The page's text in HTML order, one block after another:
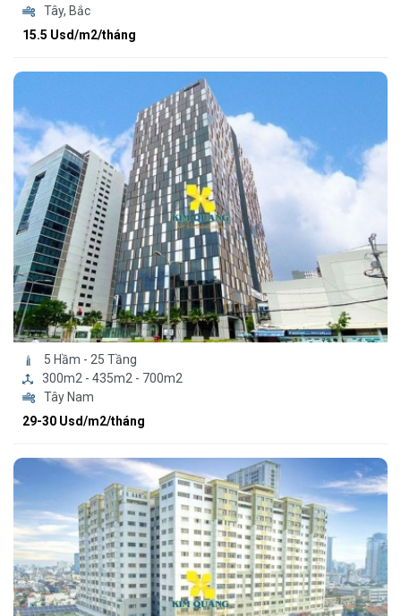
Tây, Bắc
15.5 Usd/m2/tháng
5 Hầm - 25 Tầng
300m2 - 435m2 - 700m2
Tây Nam
29-30 Usd/m2/tháng